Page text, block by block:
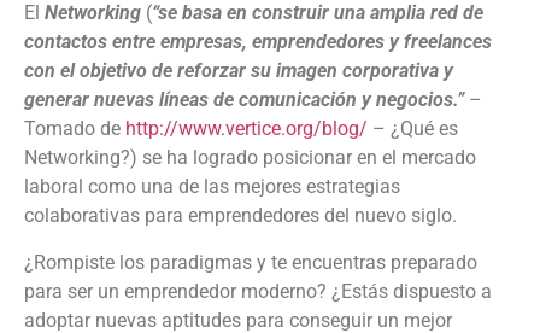
El Networking (“se basa en construir una amplia red de
contactos entre empresas, emprendedores y freelances
con el objetivo de reforzar su imagen corporativa y
generar nuevas líneas de comunicación y negocios.”–
Tomado de http://www.vertice.org/blog/ – ¿Qué es
Networking?) se ha logrado posicionar en el mercado
laboral como una de las mejores estrategias
colaborativas para emprendedores del nuevo siglo.
¿Rompiste los paradigmas y te encuentras preparado
para ser un emprendedor moderno? ¿Estás dispuesto a
adoptar nuevas aptitudes para conseguir un mejor